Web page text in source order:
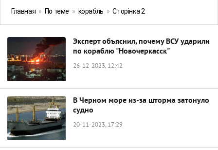
Главная » По теме » корабль » Сторінка 2
Эксперт объяснил, почему ВСУ ударили
по кораблю "Новочеркасск"
26-12-2023, 12:42
В Черном море из-за шторма затонуло
судно
20-11-2023, 17:29